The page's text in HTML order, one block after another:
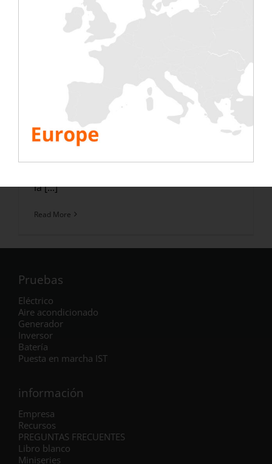
Los bancos de Rentaload
validan un Data Center Tier
IV en España
5 noviembre 2014 | Estudios de caso
Noticias de Rentaload
En octubre de 2014, el Uptime Institute
la [...]
Read More
Pruebas
Eléctrico
Aire acondicionado
Generador
Inversor
Batería
Puesta en marcha IST
información
Empresa
Recursos
PREGUNTAS FRECUENTES
Libro blanco
Miniseries